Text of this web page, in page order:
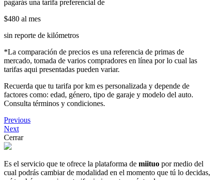
pagarás una tarifa preferencial de
$480 al mes
sin reporte de kilómetros
*La comparación de precios es una referencia de primas de
mercado, tomada de varios compradores en línea por lo cual las
tarifas aqui presentadas pueden variar.
Recuerda que tu tarifa por km es personalizada y depende de
factores como: edad, género, tipo de garaje y modelo del auto.
Consulta términos y condiciones.
Previous
Next
Cerrar
Es el servicio que te ofrece la plataforma de miituo por medio del
cual podrás cambiar de modalidad en el momento que tú lo decidas,